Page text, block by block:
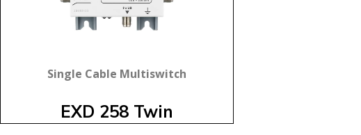
EXD 258 Twin
Single Cable Multiswitch